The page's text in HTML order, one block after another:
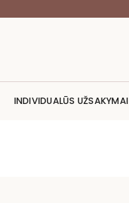
INDIVIDUALŪS UŽSAKYMAI